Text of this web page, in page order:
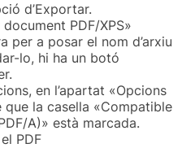
d’Exportar.
PDF/XPS»
per a posar el nom d’arxiu
lo, hi ha un botó
en l’apartat «Opcions
que la casella «Compatible
A)» està marcada.
PDF